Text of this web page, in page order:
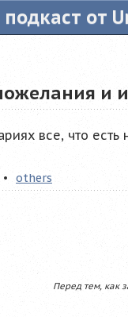
от
и
все, что есть
others
Перед тем, как